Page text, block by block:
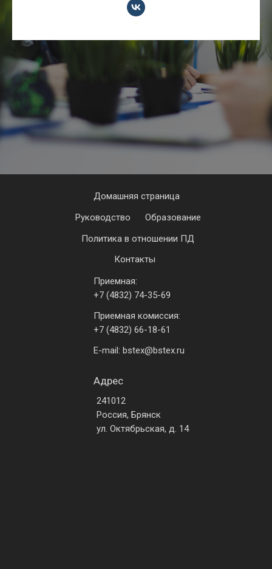
Домашняя страница
Образование
Руководство
Адрес
241012
Россия, Брянск
ул. Октябрьская, д. 14
Контакты
Приемная:
+7 (4832) 74-35-69
Приемная комиссия:
+7 (4832) 66-18-61
E-mail: bstex@bstex.ru
Политика в отношении ПД